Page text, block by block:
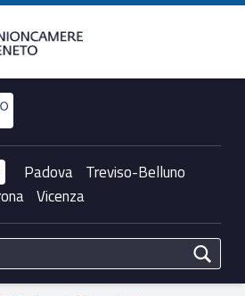
Unioncamere del Veneto
Padova Treviso-Belluno
Vicenza